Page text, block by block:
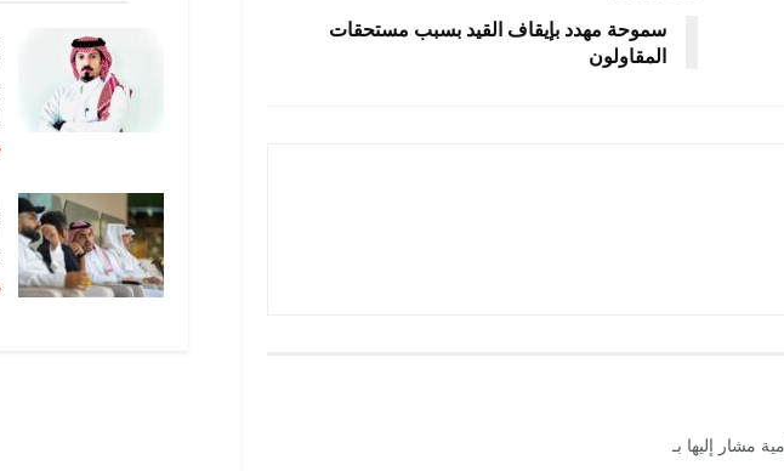
سموحة مهدد بإيقاف القيد بسبب مستحقات
المقاولون
مشار إليها بـ